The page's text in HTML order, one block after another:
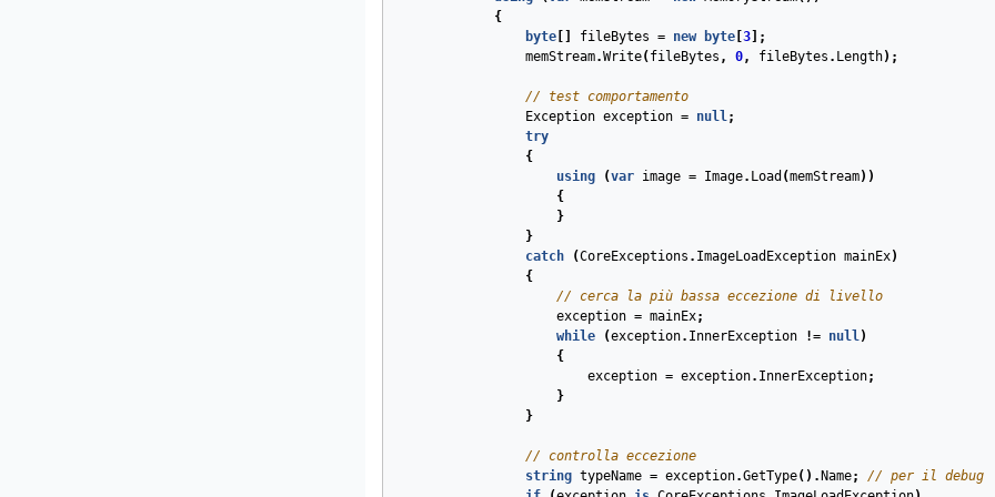
{
byte[] fileBytes = new byte[ 3];
memStream.Write( fileBytes , 0, fileBytes . Length);
// test comportamento
Exception exception = null;
try
{
using
(var image = Image. Load (memStream))
{
}
}
catch
(CoreExceptions . ImageLoadException mainEx)
{
// cerca la più bassa eccezione di livello
exception = mainEx;
while
(exception. InnerException != null)
{
exception = exception. InnerException;
}
}
// controlla eccezione
string typeName = exception.GetType(). Name;
// per il debug